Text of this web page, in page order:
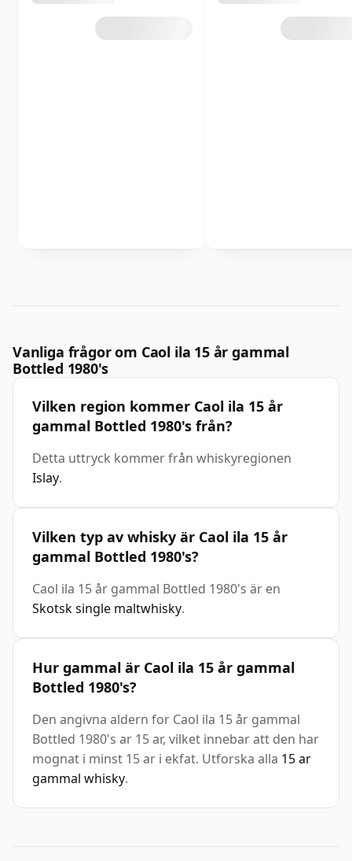
Vanliga frågor om Caol ila 15 år gammal
Bottled 1980's
Vilken region kommer Caol ila 15 år
gammal Bottled 1980's från?
Detta uttryck kommer från whiskyregionen
Islay.
Vilken typ av whisky är Caol ila 15 år
gammal Bottled 1980's?
Caol ila 15 år gammal Bottled 1980's är en
Skotsk single maltwhisky.
Hur gammal är Caol ila 15 år gammal
Bottled 1980's?
Den angivna aldern for Caol ila 15 år gammal
Bottled 1980's ar 15 ar, vilket innebar att den har
mognat i minst 15 ar i ekfat. Utforska alla 15 ar
gammal whisky.